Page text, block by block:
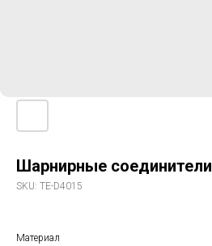
Шарнирные соединители
SKU: TE-D4015
Материал